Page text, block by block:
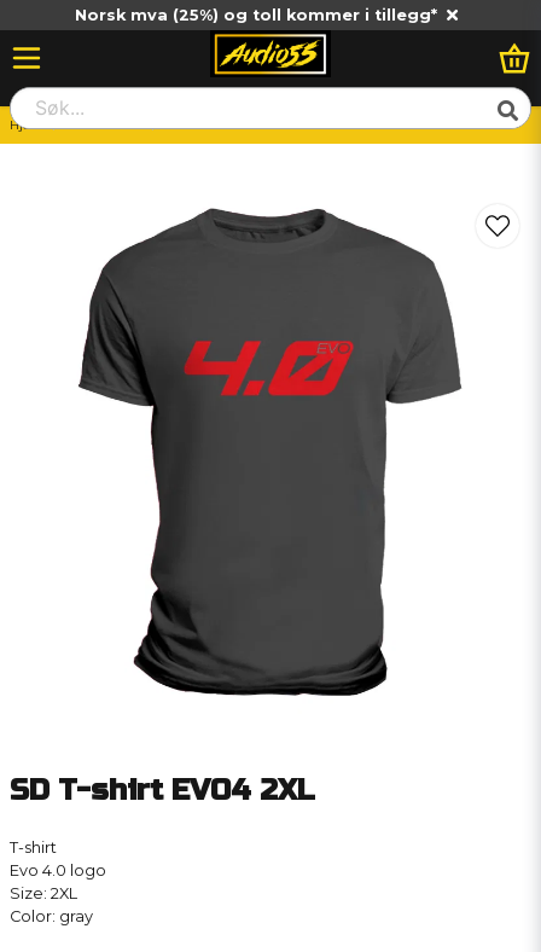
Norsk mva (25%) og toll kommer i tillegg*
Hjem Merchandise SD T-shirt EVO4 2XL
SD T-shirt EVO4 2XL
T-shirt
Evo 4.0 logo
Size: 2XL
Color: gray